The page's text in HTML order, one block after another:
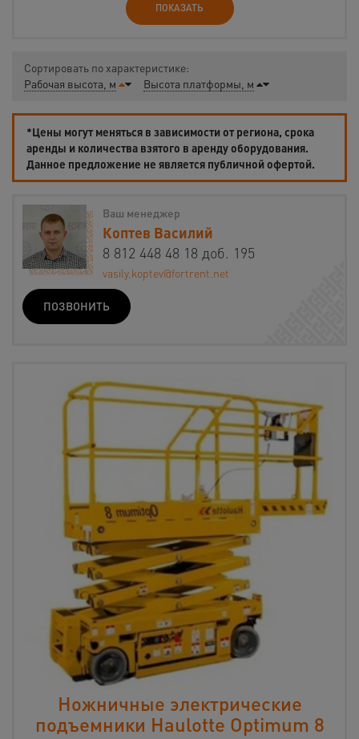
ПОКАЗАТЬ
Сортировать по характеристике:
Рабочая высота, м
Высота платформы, м
*Цены могут меняться в зависимости от региона, срока
аренды и количества взятого в аренду оборудования.
Данное предложение не является публичной офертой.
Ваш менеджер
Коптев Василий
8 812 448 48 18 доб. 195
vasily.koptev@fortrent.net
ПОЗВОНИТЬ
Ножничные электрические
подъемники Haulotte Optimum 8